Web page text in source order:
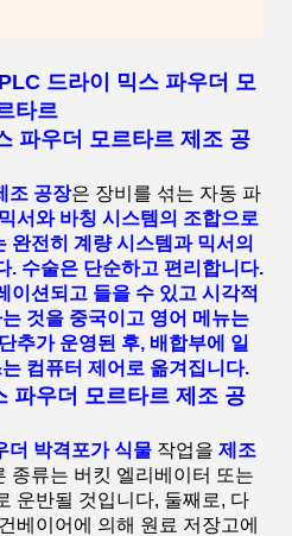
드라이 믹스 파우더 모
타르
파우더 모르타르 제조 공
조 공장은 장비를 섞는 자동 파
서와 바칭 시스템의 조합으로
완전히 계량 시스템과 믹서의
. 수술은 단순하고 편리합니다.
이션되고 들을 수 있고 시각적
것을 중국이고 영어 메뉴는
추가 운영된 후, 배합부에 일
컴퓨터 제어로 옮겨집니다.
파우더 모르타르 제조 공
더 박격포가 식물 작업을 제조
종류는 버킷 엘리베이터 또는
운반될 것입니다, 둘째로, 다
베이어에 의해 원료 저장고에